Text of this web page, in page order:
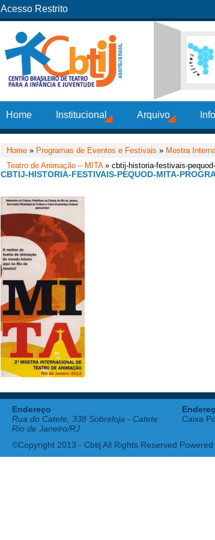
Acesso Restrito
Home Institucional Arquivo
Home » Programas de Eventos e Festivais » Mostra
Teatro de Animação – MITA» cbtij-historia-festivais-
CBTIJ-HISTORIA-FESTIVAIS-PEQUOD-MITA-
Endereço
Rua do Catete, 338 Sobreloja - Catete
Rio de Janeiro/RJ
Caixa
©Copyright 2013 - Cbtij All Rights Reserved Powered